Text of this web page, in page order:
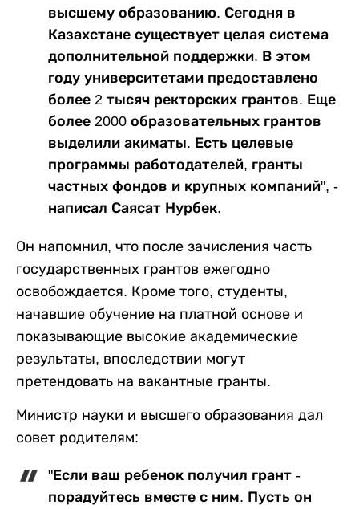
высшему образованию. Сегодня в
Казахстане существует целая система
дополнительной поддержки. В этом
году университетами предоставлено
более 2 тысяч ректорских грантов. Еще
более 2000 образовательных грантов
выделили акиматы. Есть целевые
программы работодателей, гранты
частных фондов и крупных компаний", -
написал Саясат Нурбек.
Он напомнил, что после зачисления часть
государственных грантов ежегодно
освобождается. Кроме того, студенты,
начавшие обучение на платной основе и
показывающие высокие академические
результаты, впоследствии могут
претендовать на вакантные гранты.
Министр науки и высшего образования дал
совет родителям:
"Если ваш ребенок получил грант -
порадуйтесь вместе с ним. Пусть он